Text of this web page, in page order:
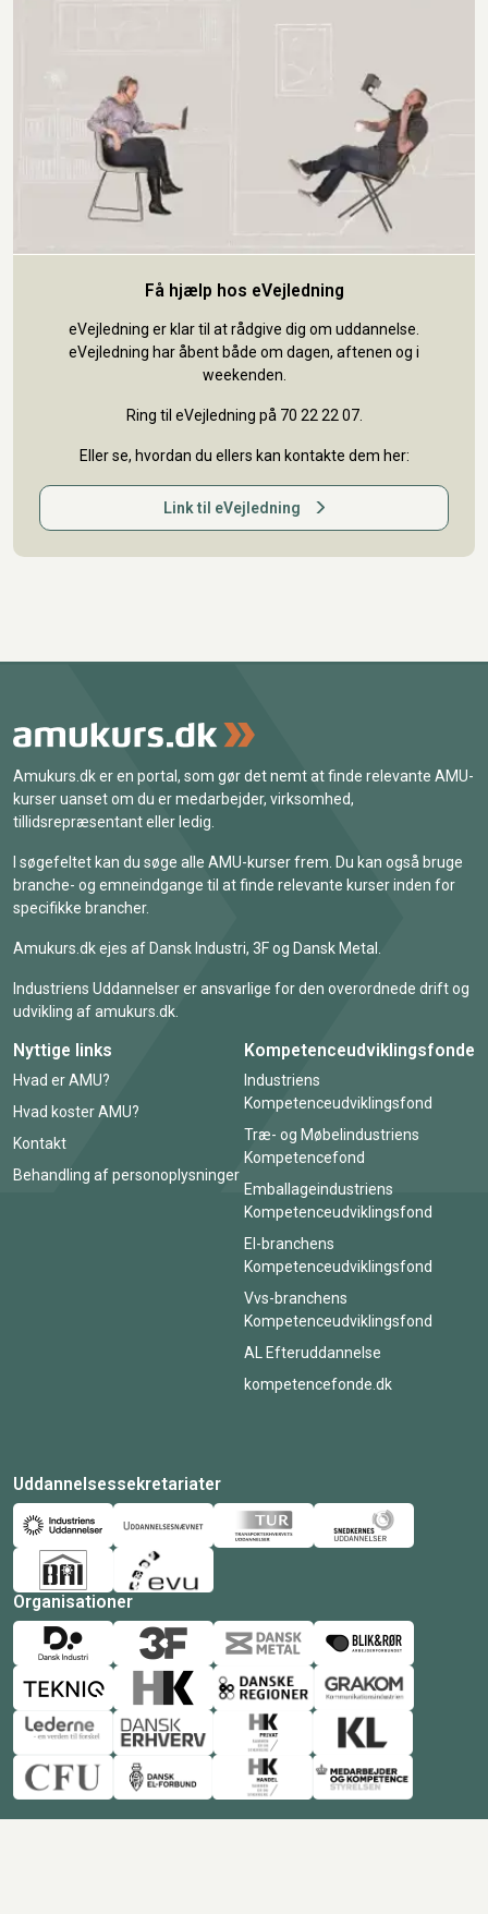
Få hjælp hos eVejledning
eVejledning er klar til at rådgive dig om uddannelse.
eVejledning har åbent både om dagen, aftenen og i
weekenden.
Ring til eVejledning på 70 22 22 07.
Eller se, hvordan du ellers kan kontakte dem her:
Link til eVejledning
Amukurs.dk er en portal, som gør det nemt at finde relevante AMU-
kurser uanset om du er medarbejder, virksomhed,
tillidsrepræsentant eller ledig.
I søgefeltet kan du søge alle AMU-kurser frem. Du kan også bruge
branche- og emneindgange til at finde relevante kurser inden for
specifikke brancher.
Amukurs.dk ejes af Dansk Industri, 3F og Dansk Metal.
Industriens Uddannelser er ansvarlige for den overordnede drift og
udvikling af amukurs.dk.
Nyttige links
Hvad er AMU?
Hvad koster AMU?
Kontakt
Behandling af personoplysninger
Kompetenceudviklingsfonde
Industriens
Kompetenceudviklingsfond
Træ- og Møbelindustriens
Kompetencefond
Emballageindustriens
Kompetenceudviklingsfond
El-branchens
Kompetenceudviklingsfond
Vvs-branchens
Kompetenceudviklingsfond
AL Efteruddannelse
kompetencefonde.dk
Uddannelsessekretariater
Organisationer